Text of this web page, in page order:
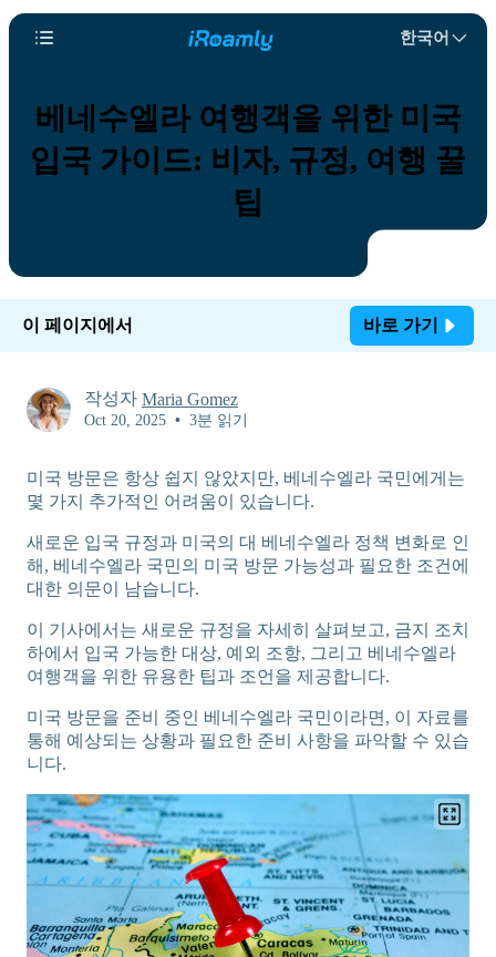
한국어
베네수엘라 여행객을 위한 미국
입국 가이드: 비자, 규정, 여행 꿀
팁
이 페이지에서 바로 가기
작성자 Maria Gomez
Oct 20, 2025 • 3분 읽기
미국 방문은 항상 쉽지 않았지만, 베네수엘라 국민에게는
몇 가지 추가적인 어려움이 있습니다.
새로운 입국 규정과 미국의 대 베네수엘라 정책 변화로 인
해, 베네수엘라 국민의 미국 방문 가능성과 필요한 조건에
대한 의문이 남습니다.
이 기사에서는 새로운 규정을 자세히 살펴보고, 금지 조치
하에서 입국 가능한 대상, 예외 조항, 그리고 베네수엘라
여행객을 위한 유용한 팁과 조언을 제공합니다.
미국 방문을 준비 중인 베네수엘라 국민이라면, 이 자료를
통해 예상되는 상황과 필요한 준비 사항을 파악할 수 있습
니다.